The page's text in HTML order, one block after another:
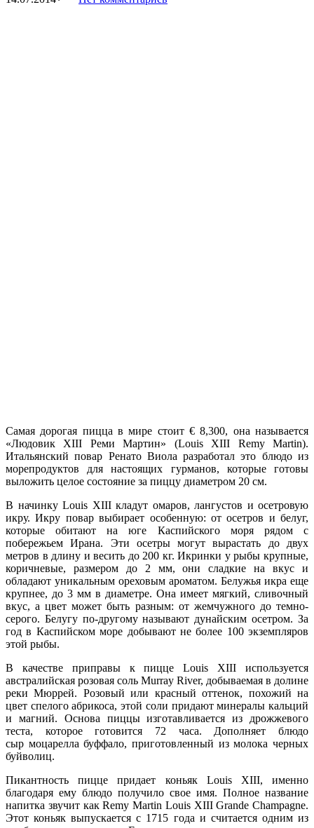
Самая дорогая пицца в мире стоит € 8,300, она называется
«Людовик XIII Реми Мартин» (Louis XIII Remy Martin).
Итальянский повар Ренато Виола разработал это блюдо из
морепродуктов для настоящих гурманов, которые готовы
выложить целое состояние за пиццу диаметром 20 см.
В начинку Louis XIII кладут омаров, лангустов и осетровую
икру. Икру повар выбирает особенную: от осетров и белуг,
которые обитают на юге Каспийского моря рядом с
побережьем Ирана. Эти осетры могут вырастать до двух
метров в длину и весить до 200 кг. Икринки у рыбы крупные,
коричневые, размером до 2 мм, они сладкие на вкус и
обладают уникальным ореховым ароматом. Белужья икра еще
крупнее, до 3 мм в диаметре. Она имеет мягкий, сливочный
вкус, а цвет может быть разным: от жемчужного до темно-
серого. Белугу по-другому называют дунайским осетром. За
год в Каспийском море добывают не более 100 экземпляров
этой рыбы.
В качестве приправы к пицце Louis XIII используется
австралийская розовая соль Murray River, добываемая в долине
реки Мюррей. Розовый или красный оттенок, похожий на
цвет спелого абрикоса, этой соли придают минералы кальций
и магний. Основа пиццы изготавливается из дрожжевого
теста, которое готовится 72 часа. Дополняет блюдо
сыр моцарелла буффало, приготовленный из молока черных
буйволиц.
Пикантность пицце придает коньяк Louis XIII, именно
благодаря ему блюдо получило свое имя. Полное название
напитка звучит как Remy Martin Louis XIII Grande Champagne.
Этот коньяк выпускается с 1715 года и считается одним из